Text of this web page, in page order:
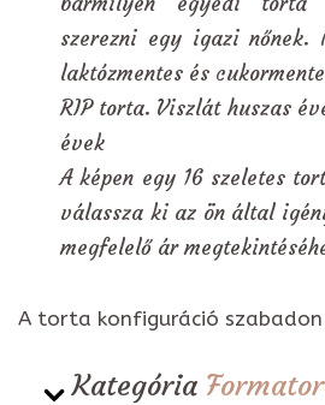
szerezni egy igazi nőnek.
laktózmentes és
RIP torta. Viszlát huszas
évek
A képen egy 16 szeletes
válassza ki az ön által
megfelelő ár
A torta konfiguráció
Kategória